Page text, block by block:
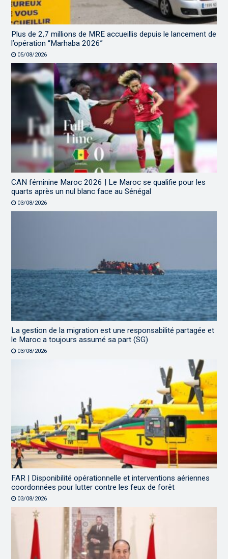
Plus de 2,7 millions de MRE accueillis depuis le lancement de
l’opération “Marhaba 2026”
05/08/2026
CAN féminine Maroc 2026 | Le Maroc se qualifie pour les
quarts après un nul blanc face au Sénégal
03/08/2026
La gestion de la migration est une responsabilité partagée et
le Maroc a toujours assumé sa part (SG)
03/08/2026
FAR | Disponibilité opérationnelle et interventions aériennes
coordonnées pour lutter contre les feux de forêt
03/08/2026